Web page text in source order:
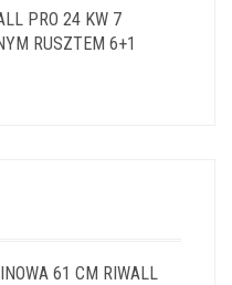
PRO 24 KW 7
RUSZTEM 6+1
61 CM RIWALL